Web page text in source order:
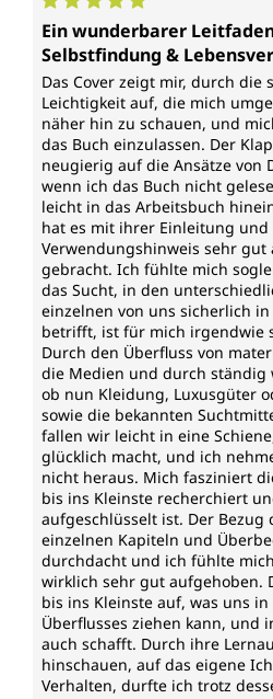
Durchschnittliche
Ein wunderbarer
Selbstfindung &
Das Cover zeigt mir, durch die
Leichtigkeit auf, die mich
näher hin zu schauen, und
das Buch einzulassen. Der
neugierig auf die Ansätze von
wenn ich das Buch nicht
leicht in das Arbeitsbuch
hat es mit ihrer Einleitung
Verwendungshinweis sehr gut
gebracht. Ich fühlte mich
das Sucht, in den
einzelnen von uns sicherlich
betrifft, ist für mich irgendwie
Durch den Überfluss von
die Medien und durch ständig
ob nun Kleidung, Luxusgüter
sowie die bekannten
fallen wir leicht in eine
glücklich macht, und ich
nicht heraus. Mich fasziniert
bis ins Kleinste recherchiert
aufgeschlüsselt ist. Der Bezug
einzelnen Kapiteln und
durchdacht und ich fühlte
wirklich sehr gut aufgehoben.
bis ins Kleinste auf, was uns
Überflusses ziehen kann, und
auch schafft. Durch ihre
hinschauen, auf das eigene
Verhalten, durfte ich trotz